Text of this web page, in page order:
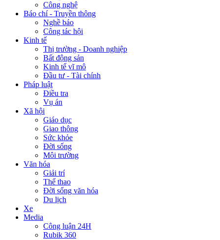
Công nghệ
Báo chí - Truyền thông
Nghề báo
Công tác hội
Kinh tế
Thị trường - Doanh nghiệp
Bất động sản
Kinh tế vĩ mô
Đầu tư - Tài chính
Pháp luật
Điều tra
Vụ án
Xã hội
Giáo dục
Giao thông
Sức khỏe
Đời sống
Môi trường
Văn hóa
Giải trí
Thể thao
Đời sống văn hóa
Du lịch
Xe
Media
Công luận 24H
Rubik 360